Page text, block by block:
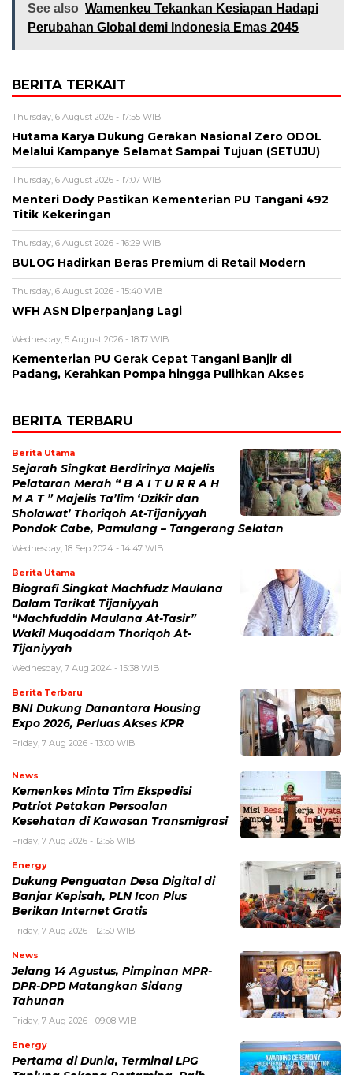
See also Wamenkeu Tekankan Kesiapan Hadapi
Perubahan Global demi Indonesia Emas 2045
BERITA TERKAIT
Thursday, 6 August 2026 - 17:55 WIB
Hutama Karya Dukung Gerakan Nasional Zero ODOL
Melalui Kampanye Selamat Sampai Tujuan (SETUJU)
Thursday, 6 August 2026 - 17:07 WIB
Menteri Dody Pastikan Kementerian PU Tangani 492
Titik Kekeringan
Thursday, 6 August 2026 - 16:29 WIB
BULOG Hadirkan Beras Premium di Retail Modern
Thursday, 6 August 2026 - 15:40 WIB
WFH ASN Diperpanjang Lagi
Wednesday, 5 August 2026 - 18:17 WIB
Kementerian PU Gerak Cepat Tangani Banjir di
Padang, Kerahkan Pompa hingga Pulihkan Akses
BERITA TERBARU
Berita Utama
Sejarah Singkat Berdirinya Majelis
Pelataran Merah “ B A I T U R R A H
M A T ” Majelis Ta’lim ‘Dzikir dan
Sholawat’ Thoriqoh At-Tijaniyyah
Pondok Cabe, Pamulang – Tangerang Selatan
Wednesday, 18 Sep 2024 - 14:47 WIB
Berita Utama
Biografi Singkat Machfudz Maulana
Dalam Tarikat Tijaniyyah
“Machfuddin Maulana At-Tasir”
Wakil Muqoddam Thoriqoh At-
Tijaniyyah
Wednesday, 7 Aug 2024 - 15:38 WIB
Berita Terbaru
BNI Dukung Danantara Housing
Expo 2026, Perluas Akses KPR
Friday, 7 Aug 2026 - 13:00 WIB
News
Kemenkes Minta Tim Ekspedisi
Patriot Petakan Persoalan
Kesehatan di Kawasan Transmigrasi
Friday, 7 Aug 2026 - 12:56 WIB
Energy
Dukung Penguatan Desa Digital di
Banjar Kepisah, PLN Icon Plus
Berikan Internet Gratis
Friday, 7 Aug 2026 - 12:50 WIB
News
Jelang 14 Agustus, Pimpinan MPR-
DPR-DPD Matangkan Sidang
Tahunan
Friday, 7 Aug 2026 - 09:08 WIB
Energy
Pertama di Dunia, Terminal LPG